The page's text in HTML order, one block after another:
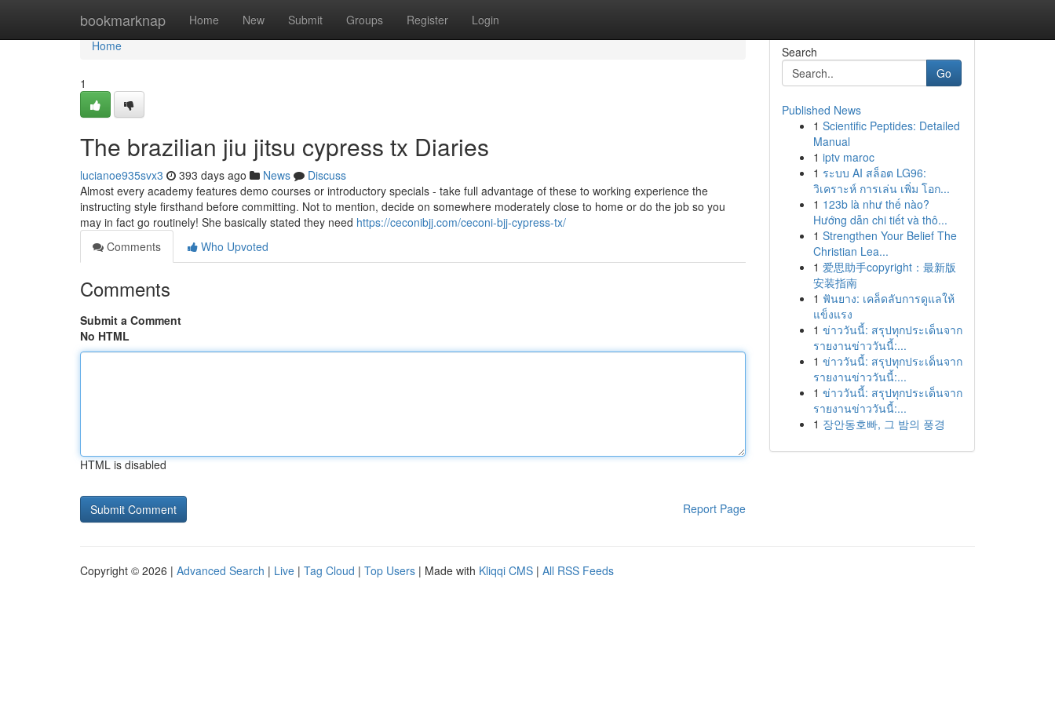
bookmarknap Home New Submit Groups Register Login
Home
Home
1
The brazilian jiu jitsu cypress tx Diaries
lucianoe935svx3 393 days ago News
Discuss
Almost every academy features demo courses or introductory specials - take full advantage of these to working experience the
instructing style firsthand before committing. Not to mention, decide on somewhere moderately close to home or do the job so you
may in fact go routinely! She basically stated they need https://ceconibjj.com/ceconi-bjj-cypress-tx/
Comments
Who Upvoted
Comments
Submit a Comment
No HTML
HTML is disabled
Report Page
Search
Go
Published News
1 Scientific Peptides: Detailed
Manual
1 iptv maroc
1 ระบบ AI สล็อต LG96:
วิเคราะห์ การเล่น เพิ่ม โอก...
1 123b là như thế nào?
Hướng dẫn chi tiết và thô...
1 Strengthen Your Belief The
Christian Lea...
1 爱思助手copyright：最新版
安装指南
1 ฟันยาง: เคล็ดลับการดูแลให้
แข็งแรง
1 ข่าววันนี้: สรุปทุกประเด็นจาก
รายงานข่าววันนี้:...
1 ข่าววันนี้: สรุปทุกประเด็นจาก
รายงานข่าววันนี้:...
1 ข่าววันนี้: สรุปทุกประเด็นจาก
รายงานข่าววันนี้:...
1 장안동호빠, 그 밤의 풍경
Copyright © 2026 | Advanced Search | Live | Tag Cloud | Top Users | Made with Kliqqi CMS | All RSS Feeds